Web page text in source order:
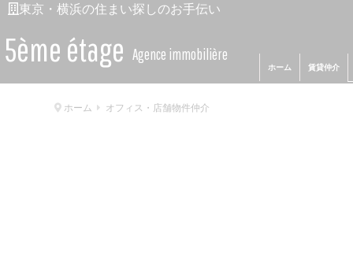
東京・横浜の住まい探しのお手伝い
5ème étage Agence immobilière
ホーム 賃貸仲介
ホーム オフィス・店舗物件仲介